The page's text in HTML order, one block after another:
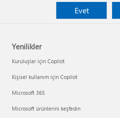
Evet
Yenilikler
Kuruluşlar için Copilot
Kişisel kullanım için Copilot
Microsoft 365
Microsoft ürünlerini keşfedin